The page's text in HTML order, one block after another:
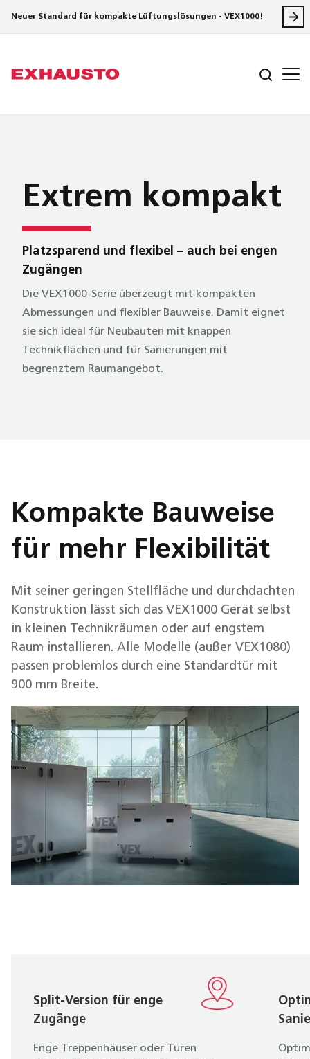
Neuer Standard für kompakte Lüftungslösungen - VEX1000!
Extrem kompakt
Platzsparend und flexibel – auch bei engen
Zugängen
Die VEX1000-Serie überzeugt mit kompakten
Abmessungen und flexibler Bauweise. Damit eignet
sie sich ideal für Neubauten mit knappen
Technikflächen und für Sanierungen mit
begrenztem Raumangebot.
Kompakte Bauweise
für mehr Flexibilität
Mit seiner geringen Stellfläche und durchdachten
Konstruktion lässt sich das VEX1000 Gerät selbst
in kleinen Technikräumen oder auf engstem
Raum installieren. Alle Modelle (außer VEX1080)
passen problemlos durch eine Standardtür mit
900 mm Breite.
Split-Version für enge
Zugänge
Enge Treppenhäuser oder Türen